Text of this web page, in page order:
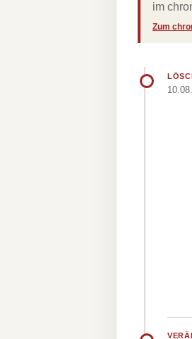
im
Zum